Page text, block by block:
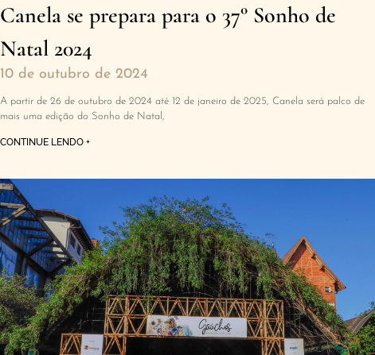
Canela se prepara para o 37° Sonho de
Natal 2024
10 de outubro de 2024
A partir de 26 de outubro de 2024 até 12 de janeiro de 2025, Canela será palco de
mais uma edição do Sonho de Natal,
CONTINUE LENDO +